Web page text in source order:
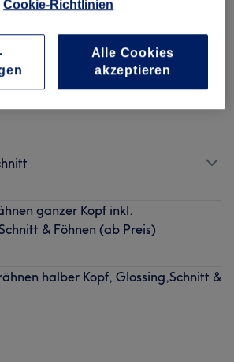
halber Kopf inkl. Längen,
Preis)
ganzer Kopf inkl.
& Föhnen (ab Preis)
halber Kopf, Glossing,Schnitt &
Cookie-Richtlinien
Alle Cookies
akzeptieren